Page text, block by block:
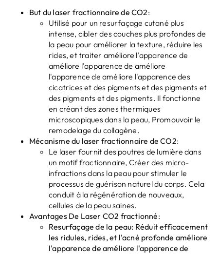
But du laser fractionnaire de CO2:
Utilisé pour un resurfaçage cutané plus
intense, cibler des couches plus profondes de
la peau pour améliorer la texture, réduire les
rides, et traiter améliore l'apparence de
améliore l'apparence de améliore
l'apparence de améliore l'apparence des
cicatrices et des pigments et des pigments et
des pigments et des pigments. Il fonctionne
en créant des zones thermiques
microscopiques dans la peau, Promouvoir le
remodelage du collagène.
Mécanisme du laser fractionnaire de CO2:
Le laser fournit des poutres de lumière dans
un motif fractionnaire, Créer des micro-
infractions dans la peau pour stimuler le
processus de guérison naturel du corps. Cela
conduit à la régénération de nouveaux,
cellules de la peau saines.
Avantages De Laser CO2 fractionné:
Resurfaçage de la peau: Réduit efficacement
les ridules, rides, et l'acné profonde améliore
l'apparence de améliore l'apparence de